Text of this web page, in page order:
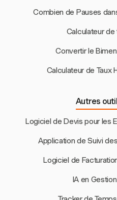
Combien de Pauses
Calculateur de
Convertir le
Calculateur de Taux
Autres
Logiciel de Devis pour les
Application de Suivi
Logiciel de
IA en